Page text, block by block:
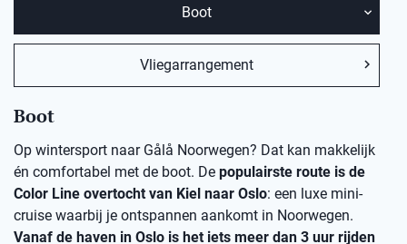
Boot
Vliegarrangement
Boot
Op wintersport naar Gålå Noorwegen? Dat kan makkelijk
én comfortabel met de boot. De populairste route is de
Color Line overtocht van Kiel naar Oslo: een luxe mini-
cruise waarbij je ontspannen aankomt in Noorwegen.
Vanaf de haven in Oslo is het iets meer dan 3 uur rijden